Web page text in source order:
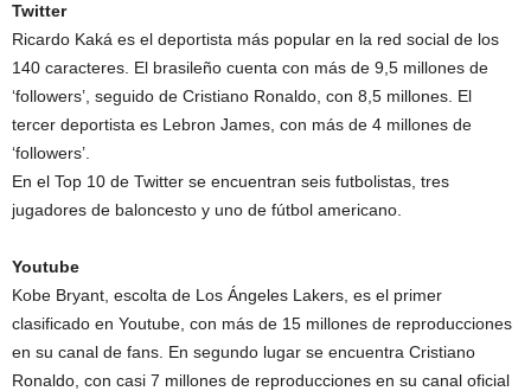
Twitter
Ricardo Kaká es el deportista más popular en la red social de los
140 caracteres. El brasileño cuenta con más de 9,5 millones de
‘followers’, seguido de Cristiano Ronaldo, con 8,5 millones. El
tercer deportista es Lebron James, con más de 4 millones de
‘followers’.
En el Top 10 de Twitter se encuentran seis futbolistas, tres
jugadores de baloncesto y uno de fútbol americano.
Youtube
Kobe Bryant, escolta de Los Ángeles Lakers, es el primer
clasificado en Youtube, con más de 15 millones de reproducciones
en su canal de fans. En segundo lugar se encuentra Cristiano
Ronaldo, con casi 7 millones de reproducciones en su canal oficial